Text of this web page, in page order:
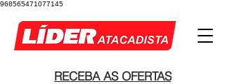
968565471077145
RECEBA AS OFERTAS